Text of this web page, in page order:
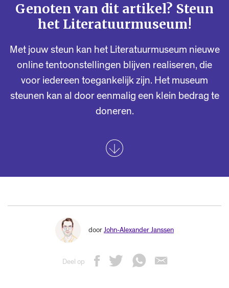
Genoten van dit artikel? Steun
het Literatuurmuseum!
Met jouw steun kan het Literatuurmuseum nieuwe
online tentoonstellingen blijven realiseren, die
voor iedereen toegankelijk zijn. Het museum
steunen kan al door eenmalig een klein bedrag te
doneren.
doorJohn-Alexander Janssen
Deel op